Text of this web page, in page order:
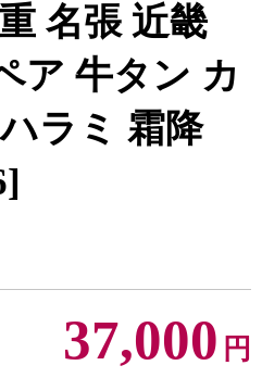
名張 近畿
ア 牛タン カ
ラミ 霜降
37,000 円